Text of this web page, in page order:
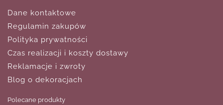
Dane kontaktowe
Regulamin zakupów
Polityka prywatności
Czas realizacji i koszty dostawy
Reklamacje i zwroty
Blog o dekoracjach
Polecane produkty